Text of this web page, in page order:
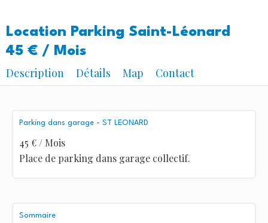
Location Parking Saint-Léonard
45 € / Mois
Description
Détails Map Contact
Parking dans garage - ST LEONARD
45 € / Mois
Place de parking dans garage collectif.
Sommaire